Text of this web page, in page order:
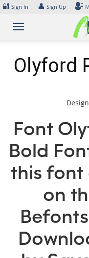
Skip
content
🔐 Sign In 👤 Sign Up
Olyford
Font
Bold
this font
on